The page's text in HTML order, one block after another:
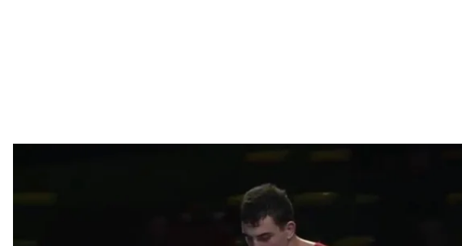
Український 23—річний борець греко—римського стилю Семен
дебютувавши на Чемпіонаті Європи серед дорослих у ваговій